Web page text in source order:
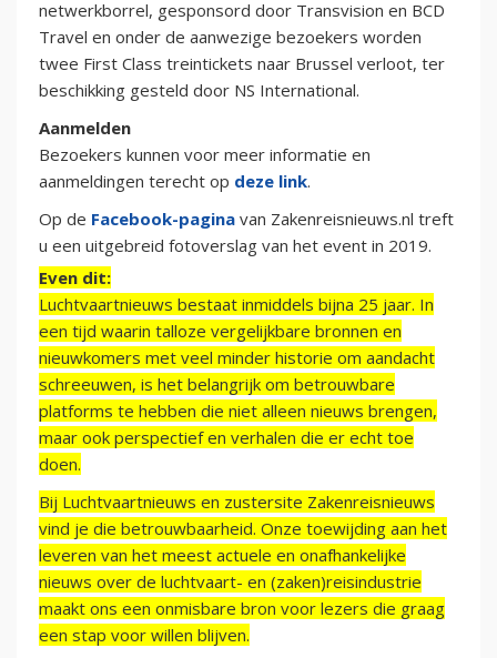
netwerkborrel, gesponsord door Transvision en BCD
Travel en onder de aanwezige bezoekers worden
twee First Class treintickets naar Brussel verloot, ter
beschikking gesteld door NS International.
Aanmelden
Bezoekers kunnen voor meer informatie en
aanmeldingen terecht op deze link.
Op de Facebook-pagina van Zakenreisnieuws.nl treft
u een uitgebreid fotoverslag van het event in 2019.
Even dit:
Luchtvaartnieuws bestaat inmiddels bijna 25 jaar. In
een tijd waarin talloze vergelijkbare bronnen en
nieuwkomers met veel minder historie om aandacht
schreeuwen, is het belangrijk om betrouwbare
platforms te hebben die niet alleen nieuws brengen,
maar ook perspectief en verhalen die er echt toe
doen.
Bij Luchtvaartnieuws en zustersite Zakenreisnieuws
vind je die betrouwbaarheid. Onze toewijding aan het
leveren van het meest actuele en onafhankelijke
nieuws over de luchtvaart- en (zaken)reisindustrie
maakt ons een onmisbare bron voor lezers die graag
een stap voor willen blijven.